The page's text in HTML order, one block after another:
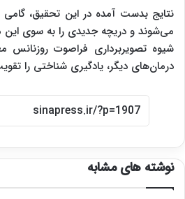
نتایج بدست آمده در این تحقیق، گامی
می‌شوند و دریچه جدیدی را به سوی این
شیوه تصویربرداری فراصوت روزنانس
درمان‌های دیگر، یادگیری شناختی را
نوشته های مشابه